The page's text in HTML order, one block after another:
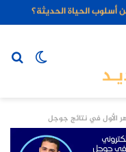
أسلوب الحياة الحديثة؟
الوضع
الأول في نتائج جوجل